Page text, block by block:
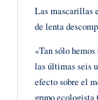
Las mascarillas
de lenta
«Tan sólo
las últimas seis
efecto sobre el
grupo ecologista